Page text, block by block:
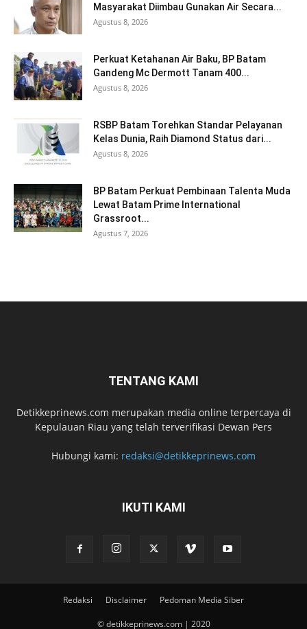
Masyarakat Diimbau Gunakan Air Secara...
Agustus 8, 2026
Perkuat Ketahanan Air Baku, BP Batam
Gandeng Mc Dermott Tanam 400...
Agustus 8, 2026
RSBP Batam Torehkan Standar Pelayanan
Kelas Dunia, Raih Diamond Status dari...
Agustus 8, 2026
BP Batam Perkuat Pembinaan Talenta Muda
Lewat Batam Prime International
Grassroot...
Agustus 7, 2026
TENTANG KAMI
Detikkeprinews.com merupakan media online terpercaya di
Kepulauan Riau yang telah terverifikasi Dewan Pers
Hubungi kami: redaksi@detikkeprinews.com
IKUTI KAMI
Redaksi Disclaimer Pedoman Media Siber
© detikkeprinews.com | 2020